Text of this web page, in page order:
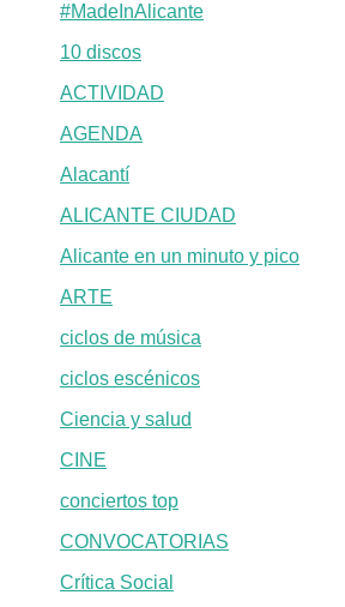
#MadeInAlicante
10 discos
ACTIVIDAD
AGENDA
Alacantí
ALICANTE CIUDAD
Alicante en un minuto y pico
ARTE
ciclos de música
ciclos escénicos
Ciencia y salud
CINE
conciertos top
CONVOCATORIAS
Crítica Social